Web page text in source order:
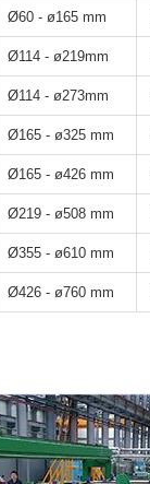
Ø60 - ø165 mm
Ø114 - ø219mm
Ø114 - ø273mm
Ø165 - ø325 mm
Ø165 - ø426 mm
Ø219 - ø508 mm
Ø355 - ø610 mm
Ø426 - ø760 mm